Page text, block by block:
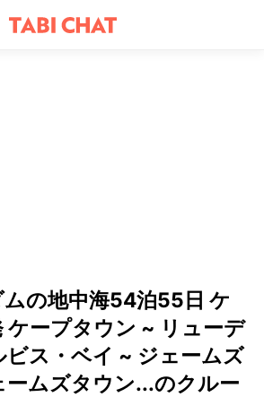
の地中海54泊55日 ケ
ケープタウン ~ リューデ
ビス・ベイ ~ ジェームズ
ームズタウン...のクルー